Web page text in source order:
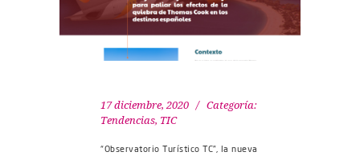
17 diciembre, 2020
Categoría:
Tendencias, TIC
“Observatorio Turístico TC”, la nueva